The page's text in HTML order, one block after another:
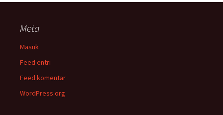
Meta
Masuk
Feed entri
Feed komentar
WordPress.org